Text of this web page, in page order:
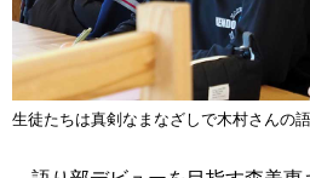
生徒たちは真剣なまなざしで木村さんの